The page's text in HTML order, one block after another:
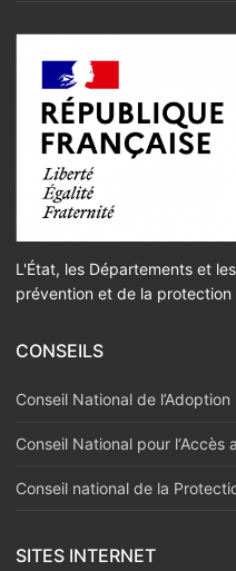
L'État, les Départements et
prévention et de la
CONSEILS
Conseil National de l’Adoption
Conseil National pour l‘Accès
Conseil national de la
SITES INTERNET